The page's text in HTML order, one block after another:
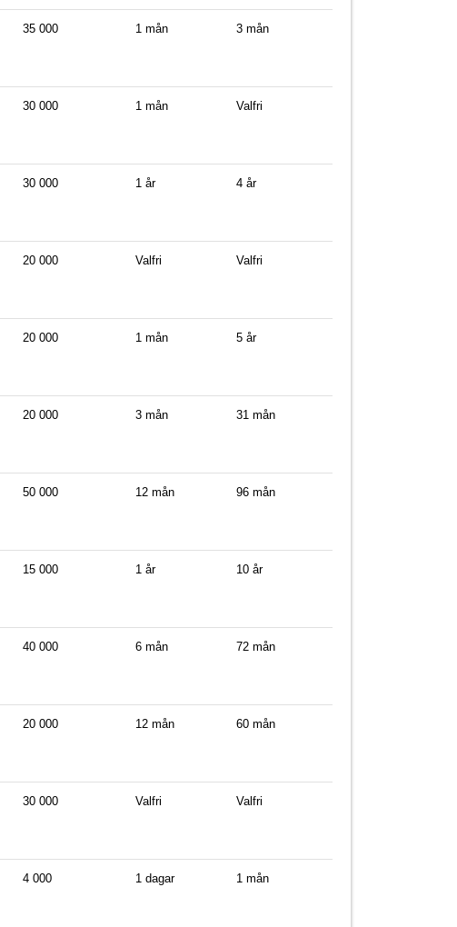
35 000 1 mån 3 mån
30 000 1 mån Valfri
30 000 1 år 4 år
20 000 Valfri Valfri
20 000 1 mån 5 år
20 000 3 mån 31 mån
50 000 12 mån 96 mån
15 000 1 år 10 år
40 000 6 mån 72 mån
20 000 12 mån 60 mån
30 000 Valfri Valfri
4 000 1 dagar 1 mån